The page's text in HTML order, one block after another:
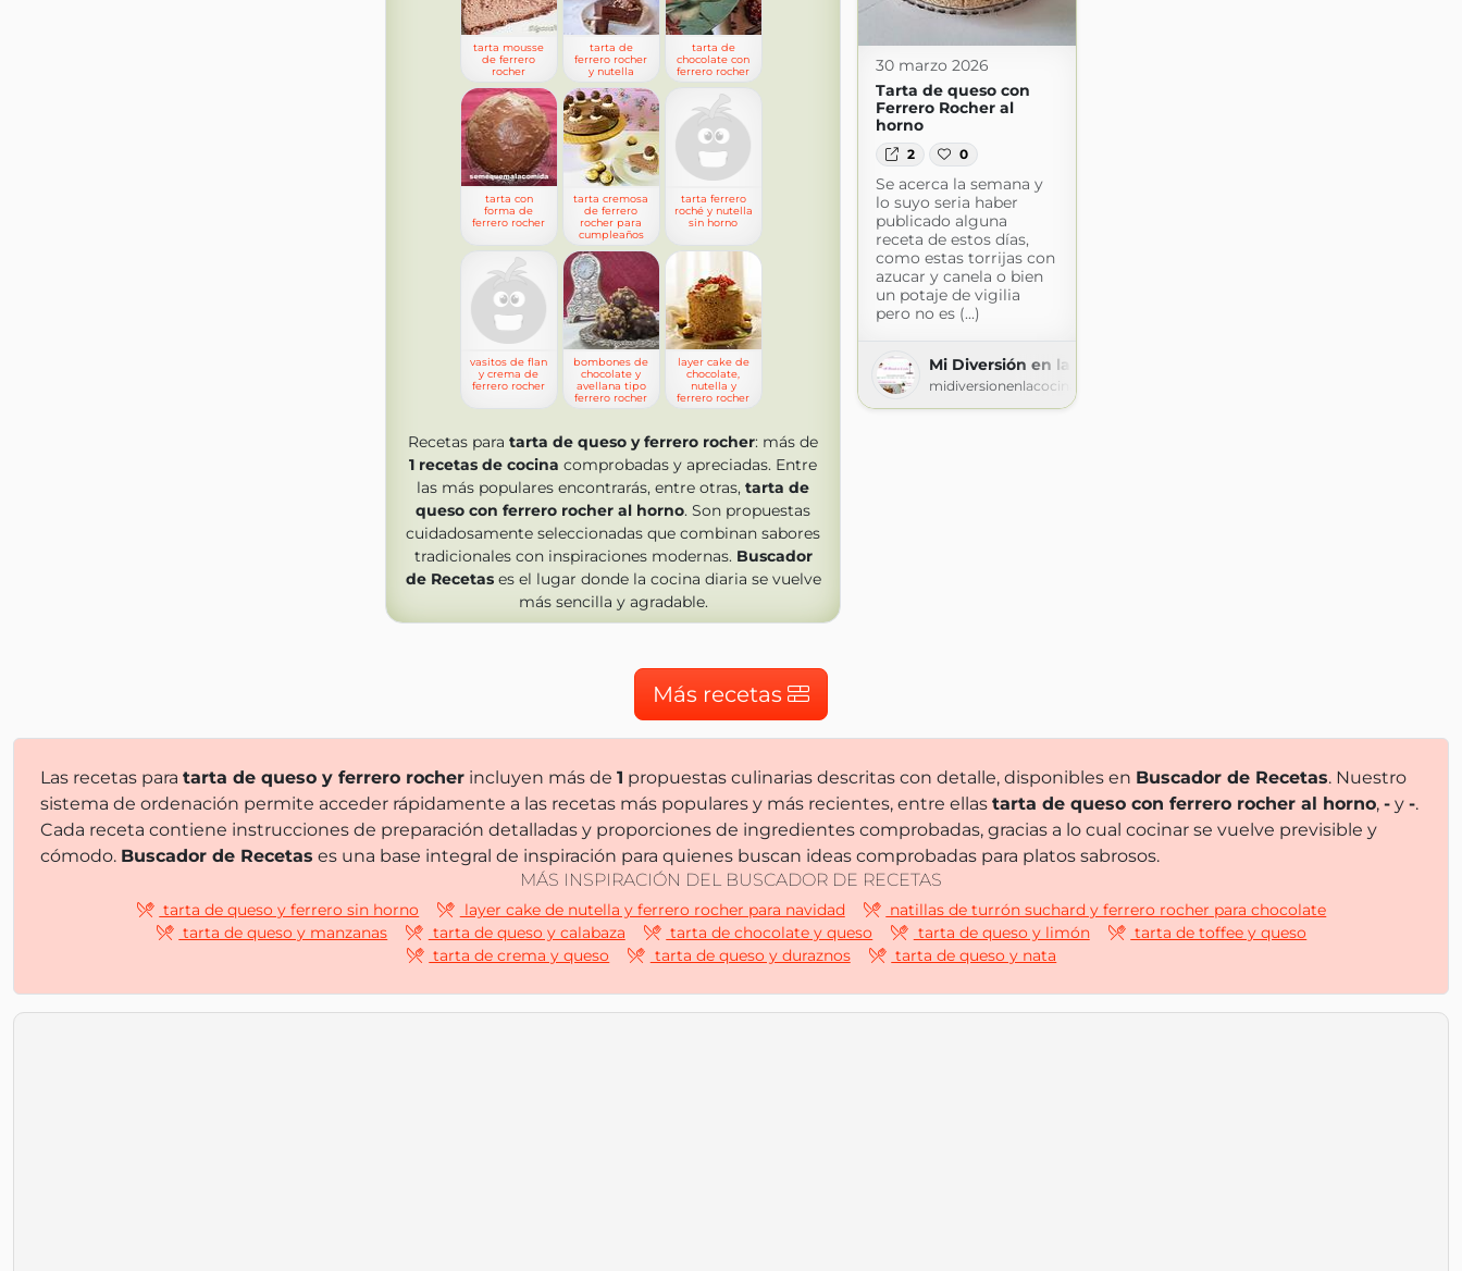
tarta mousse
de ferrero
rocher
tarta de
ferrero rocher
y nutella
tarta de
chocolate con
ferrero rocher
tarta con
forma de
ferrero rocher
tarta cremosa
de ferrero
rocher para
cumpleaños
tarta ferrero
roché y nutella
sin horno
vasitos de flan
y crema de
ferrero rocher
bombones de
chocolate y
avellana tipo
ferrero rocher
layer cake de
chocolate,
nutella y
ferrero rocher
Recetas para tarta de queso y ferrero rocher: más de
1 recetas de cocina comprobadas y apreciadas. Entre
las más populares encontrarás, entre otras, tarta de
queso con ferrero rocher al horno. Son propuestas
cuidadosamente seleccionadas que combinan sabores
tradicionales con inspiraciones modernas. Buscador
de Recetases el lugar donde la cocina diaria se vuelve
más sencilla y agradable.
30 marzo 2026
Tarta de queso con
Ferrero Rocher al
horno
2 0
Se acerca la semana y
lo suyo seria haber
publicado alguna
receta de estos días,
como estas torrijas con
azucar y canela o bien
un potaje de vigilia
pero no es (...)
Mi Diversión en la cocina
midiversionenlacocina.blogspot.com
Más recetas
Las recetas para tarta de queso y ferrero rocher incluyen más de 1 propuestas culinarias descritas con detalle, disponibles en Buscador de Recetas. Nuestro
sistema de ordenación permite acceder rápidamente a las recetas más populares y más recientes, entre ellas tarta de queso con ferrero rocher al horno, - y -.
Cada receta contiene instrucciones de preparación detalladas y proporciones de ingredientes comprobadas, gracias a lo cual cocinar se vuelve previsible y
cómodo. Buscador de Recetas es una base integral de inspiración para quienes buscan ideas comprobadas para platos sabrosos.
MÁS INSPIRACIÓN DEL BUSCADOR DE RECETAS
tarta de queso y ferrero sin horno layer cake de nutella y ferrero rocher para navidad
natillas de turrón suchard y ferrero rocher para chocolate
tarta de queso y manzanas
tarta de queso y calabaza tarta de chocolate y queso tarta de queso y limón
tarta de toffee y queso
tarta de crema y queso
tarta de queso y duraznos tarta de queso y nata